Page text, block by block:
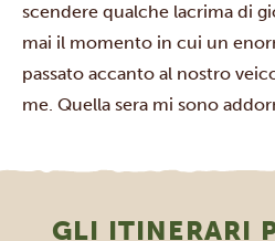
scendere qualche lacrima di
mai il momento in cui un
passato accanto al nostro
me. Quella sera mi sono
GLI ITINERARI